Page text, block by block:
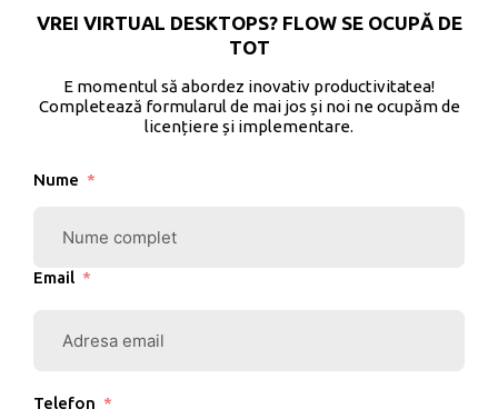
VREI VIRTUAL DESKTOPS? FLOW SE OCUPĂ DE
TOT
E momentul să abordez inovativ productivitatea!
Completează formularul de mai jos și noi ne ocupăm de
licențiere și implementare.
Nume
Email
Telefon